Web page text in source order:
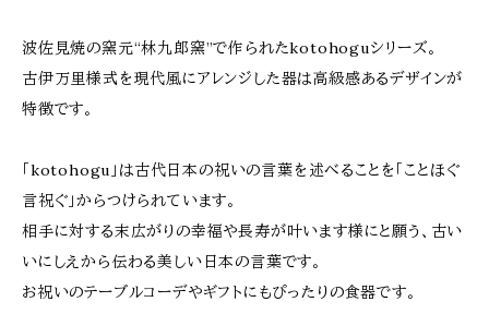
波佐見焼の窯元“林九郎窯”で作られたkotohoguシリーズ。
古伊万里様式を現代風にアレンジした器は高級感あるデザインが
特徴です。
「kotohogu」は古代日本の祝いの言葉を述べることを「ことほぐ
言祝ぐ」からつけられています。
相手に対する末広がりの幸福や長寿が叶います様にと願う、古い
いにしえから伝わる美しい日本の言葉です。
お祝いのテーブルコーデやギフトにもぴったりの食器です。